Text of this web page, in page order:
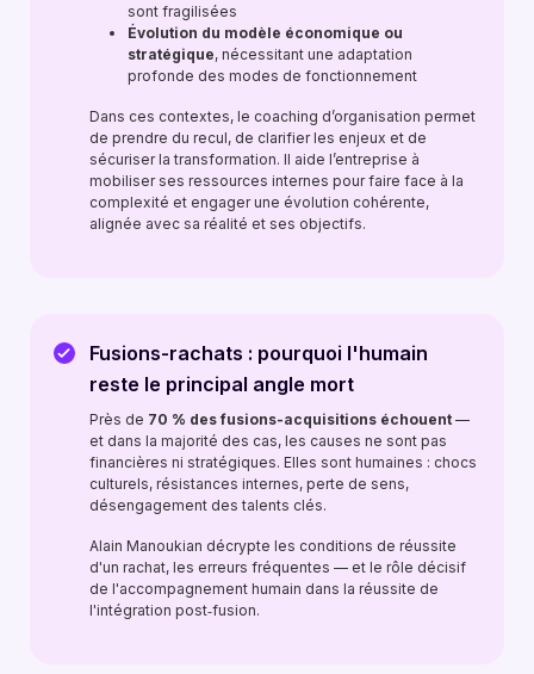
sont fragilisées
Évolution du modèle économique ou
stratégique, nécessitant une adaptation
profonde des modes de fonctionnement
Dans ces contextes, le coaching d’organisation permet
de prendre du recul, de clarifier les enjeux et de
sécuriser la transformation. Il aide l’entreprise à
mobiliser ses ressources internes pour faire face à la
complexité et engager une évolution cohérente,
alignée avec sa réalité et ses objectifs.
Fusions-rachats : pourquoi l'humain
reste le principal angle mort
Près de 70 % des fusions-acquisitions échouent —
et dans la majorité des cas, les causes ne sont pas
financières ni stratégiques. Elles sont humaines : chocs
culturels, résistances internes, perte de sens,
désengagement des talents clés.
Alain Manoukian décrypte les conditions de réussite
d'un rachat, les erreurs fréquentes — et le rôle décisif
de l'accompagnement humain dans la réussite de
l'intégration post‑fusion.